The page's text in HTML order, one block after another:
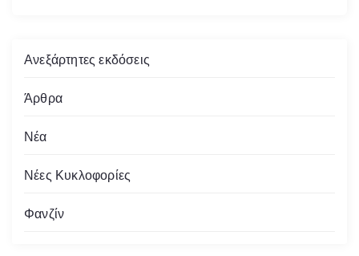
Ανεξάρτητες εκδόσεις
Άρθρα
Νέα
Νέες Κυκλοφορίες
Φανζίν